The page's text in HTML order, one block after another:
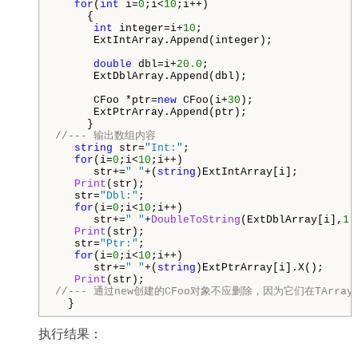
for ( int i=0 ;i<10 ;i++)
{
int integer=i+10 ;
ExtIntArray.Append(integer);
double dbl=i+20.0 ;
ExtDblArray.Append(dbl);
CFoo *ptr=new CFoo(i+30 );
ExtPtrArray.Append(ptr);
//--- 输出数组内容
string str="Int:" ;
for (i=0 ;i<10 ;i++)
str+=" "+( string )ExtIntArray[i];
Print (str);
str="Dbl:" ;
for (i=0 ;i<10 ;i++)
str+=" "+DoubleToString (ExtDblArray[i], 1
Print (str);
str="Ptr:" ;
for (i=0 ;i<10 ;i++)
str+=" "+( string
Print
//--- 通过new创建的CFoo对象不应删除，因为它们在
}
执行结果：